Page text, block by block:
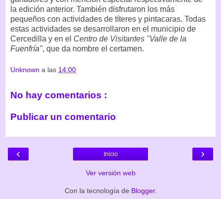
la edición anterior. También disfrutaron los más
pequeños con actividades de títeres y pintacaras. Todas
estas actividades se desarrollaron en el municipio de
Cercedilla y en el Centro de Visitantes "Valle de la
Fuenfría", que da nombre el certamen.
Unknown a las 14:00
No hay comentarios :
Publicar un comentario
‹ ›
Inicio
Ver versión web
Con la tecnología de Blogger.